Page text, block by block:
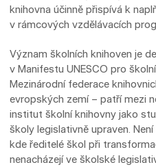
knihovna účinně přispívá k
v rámcových vzdělávacích
Význam školních knihoven je
v Manifestu UNESCO pro
Mezinárodní federace
evropských zemí – patří mezi
institut školní knihovny jako
školy legislativně upraven.
kde ředitelé škol při
nenacházejí ve školské